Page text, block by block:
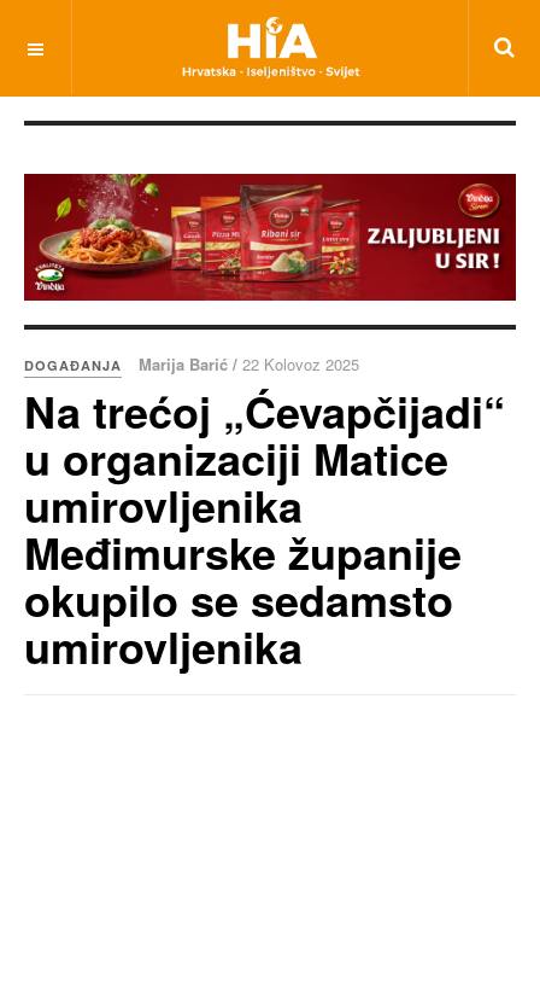
DOGAĐANJA Marija Barić / 22 Kolovoz 2025
Na trećoj „Ćevapčijadi“
u organizaciji Matice
umirovljenika
Međimurske županije
okupilo se sedamsto
umirovljenika